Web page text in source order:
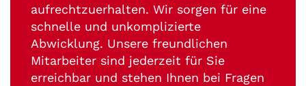
aufrechtzuerhalten. Wir sorgen für eine
schnelle und unkomplizierte
Abwicklung. Unsere freundlichen
Mitarbeiter sind jederzeit für Sie
erreichbar und stehen Ihnen bei Fragen